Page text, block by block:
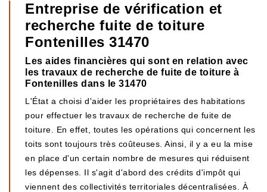
Entreprise de vérification et
recherche fuite de toiture
Fontenilles 31470
Les aides financières qui sont en relation avec
les travaux de recherche de fuite de toiture à
Fontenilles dans le 31470
L'État a choisi d'aider les propriétaires des habitations
pour effectuer les travaux de recherche de fuite de
toiture. En effet, toutes les opérations qui concernent les
toits sont toujours très coûteuses. Ainsi, il y a eu la mise
en place d'un certain nombre de mesures qui réduisent
les dépenses. Il s'agit d'abord des crédits d'impôt qui
viennent des collectivités territoriales décentralisées. À